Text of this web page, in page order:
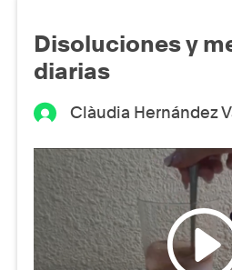
Disoluciones y
diarias
Clàudia Hernández